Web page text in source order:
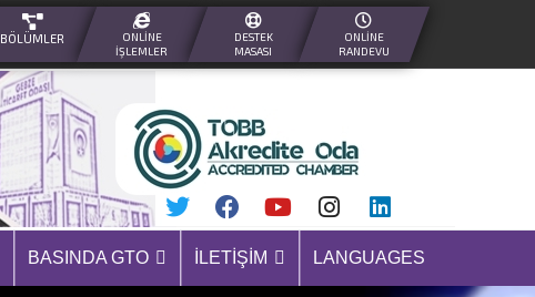
BÖLÜMLER
ONLINE
İŞLEMLER
DESTEK
MASASI
ONLINE
RANDEVU
BASINDA GTO İLETIŞIM LANGUAGES